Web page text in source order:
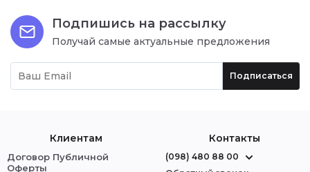
Подпишись на рассылку
Получай самые актуальные предложения
Подписаться
Клиентам
Договор Публичной
Оферты
Контакты
(098) 480 88 00